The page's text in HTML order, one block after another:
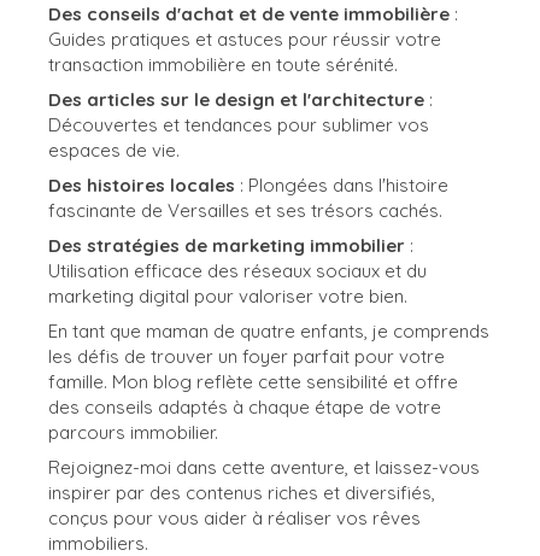
Des conseils d'achat et de vente immobilière :
Guides pratiques et astuces pour réussir votre
transaction immobilière en toute sérénité.
Des articles sur le design et l'architecture :
Découvertes et tendances pour sublimer vos
espaces de vie.
Des histoires locales : Plongées dans l'histoire
fascinante de Versailles et ses trésors cachés.
Des stratégies de marketing immobilier :
Utilisation efficace des réseaux sociaux et du
marketing digital pour valoriser votre bien.
En tant que maman de quatre enfants, je comprends
les défis de trouver un foyer parfait pour votre
famille. Mon blog reflète cette sensibilité et offre
des conseils adaptés à chaque étape de votre
parcours immobilier.
Rejoignez-moi dans cette aventure, et laissez-vous
inspirer par des contenus riches et diversifiés,
conçus pour vous aider à réaliser vos rêves
immobiliers.